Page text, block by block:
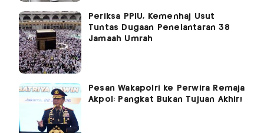
Periksa PPIU, Kemenhaj Usut
Tuntas Dugaan Penelantaran 38
Jamaah Umrah
Pesan Wakapolri ke Perwira Remaja
Akpol: Pangkat Bukan Tujuan Akhir!